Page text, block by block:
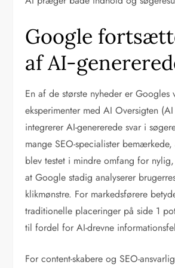
Google
af AI-
En af de største nyheder er Googles
eksperimenter med AI Oversigten
integrerer AI-genererede svar i
mange SEO-specialister
blev testet i mindre omfang for
at Google stadig analyserer
klikmønstre. For markedsførere
traditionelle placeringer på side 1
til fordel for AI-drevne
For content-skabere og SEO-